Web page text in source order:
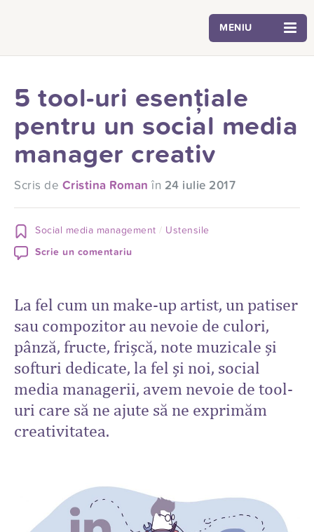
MENIU
5 tool-uri esențiale
pentru un social media
manager creativ
Scris de Cristina Roman în 24 iulie 2017
Social media management
Ustensile
Scrie un comentariu
La fel cum un make-up artist, un patiser
sau compozitor au nevoie de culori,
pânză, fructe, frișcă, note muzicale și
softuri dedicate, la fel și noi, social
media managerii, avem nevoie de tool-
uri care să ne ajute să ne exprimăm
creativitatea.